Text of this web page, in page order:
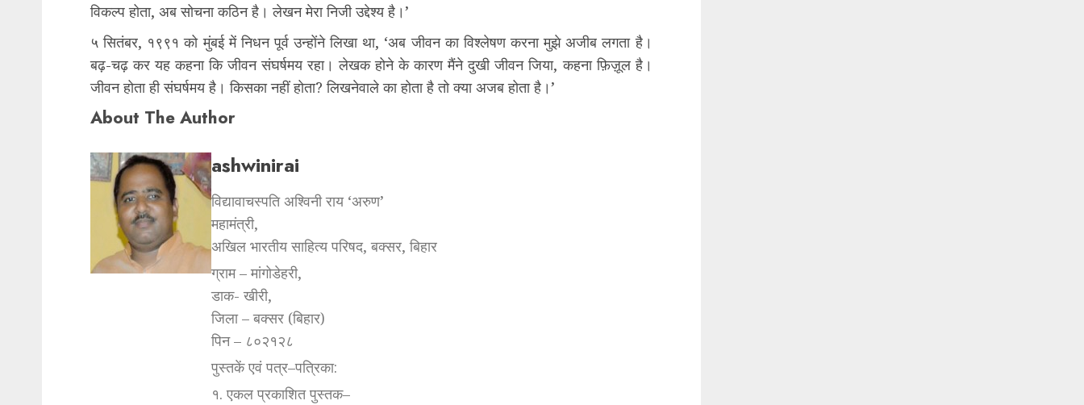
विकल्प होता, अब सोचना कठिन है। लेखन मेरा निजी उद्देश्य है।’
५ सितंबर, १९९१ को मुंबई में निधन पूर्व उन्होंने लिखा था, ‘अब जीवन का विश्लेषण करना मुझे अजीब लगता है।
बढ़-चढ़ कर यह कहना कि जीवन संघर्षमय रहा। लेखक होने के कारण मैंने दुखी जीवन जिया, कहना फ़िज़ूल है।
जीवन होता ही संघर्षमय है। किसका नहीं होता? लिखनेवाले का होता है तो क्या अजब होता है।’
About The Author
ashwinirai
विद्यावाचस्पति अश्विनी राय ‘अरुण’
महामंत्री,
अखिल भारतीय साहित्य परिषद, बक्सर, बिहार
ग्राम – मांगोडेहरी,
डाक- खीरी,
जिला – बक्सर (बिहार)
पिन – ८०२१२८
पुस्तकें एवं पत्र–पत्रिका:
१. एकल प्रकाशित पुस्तक–